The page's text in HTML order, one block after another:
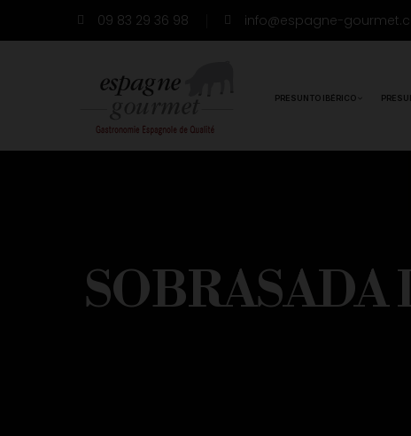
09 83 29 36 98 info@espagne-
PRESUNTO IBÉRICO
SOBRASADA